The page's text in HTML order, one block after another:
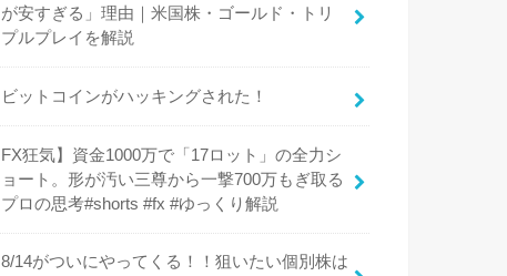
が安すぎる」理由｜米国株・ゴールド・トリ
プルプレイを解説
ビットコインがハッキングされた！
FX狂気】資金1000万で「17ロット」の全力シ
ョート。形が汚い三尊から一撃700万もぎ取る
プロの思考#shorts #fx #ゆっくり解説
8/14がついにやってくる！！狙いたい個別株は